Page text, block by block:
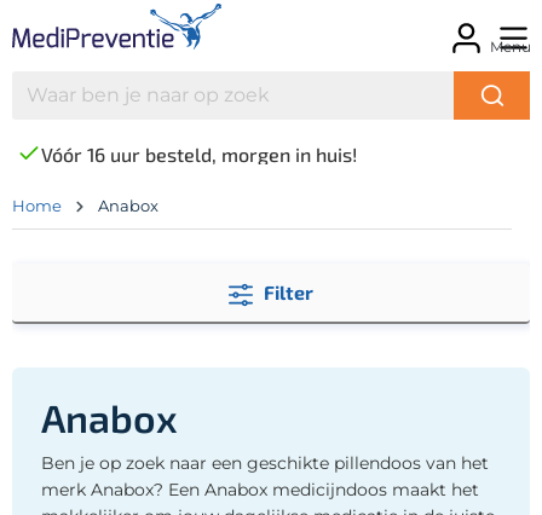
Menu
Vóór 16 uur besteld, morgen in huis!
Home Anabox
Filter
Anabox
Ben je op zoek naar een geschikte pillendoos van het
merk Anabox? Een Anabox medicijndoos maakt het